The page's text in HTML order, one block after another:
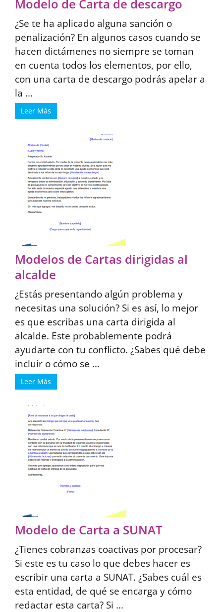
Modelo de Carta de descargo
¿Se te ha aplicado alguna sanción o
penalización? En algunos casos cuando se
hacen dictámenes no siempre se toman
en cuenta todos los elementos, por ello,
con una carta de descargo podrás apelar a
la ...
Leer Más
Modelos de Cartas dirigidas al
alcalde
¿Estás presentando algún problema y
necesitas una solución? Si es así, lo mejor
es que escribas una carta dirigida al
alcalde. Este probablemente podrá
ayudarte con tu conflicto. ¿Sabes qué debe
incluir o cómo se ...
Leer Más
Modelo de Carta a SUNAT
¿Tienes cobranzas coactivas por procesar?
Si este es tu caso lo que debes hacer es
escribir una carta a SUNAT. ¿Sabes cuál es
esta entidad, de qué se encarga y cómo
redactar esta carta? Si ...